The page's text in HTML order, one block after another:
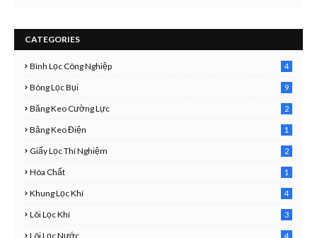
CATEGORIES
Bình Lọc Công Nghiệp
4
Bông Lọc Bụi 9
Băng Keo Cường Lực
2
Băng Keo Điện
1
Giấy Lọc Thí Nghiệm
2
Hóa Chất
1
Khung Lọc Khí
4
Lõi Lọc Khí
3
Lõi Lọc Nước
4